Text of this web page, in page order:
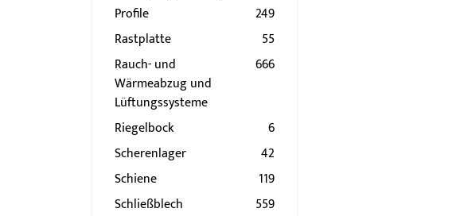
Profile
249
Rastplatte
55
Rauch- und
Wärmeabzug und
Lüftungssysteme
666
Riegelbock
6
Scherenlager
42
Schiene
119
Schließblech
559